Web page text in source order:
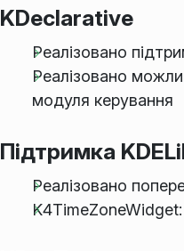
KDeclarative
Реалізовано
Реалізовано
модуля керування
Підтримка
Реалізовано